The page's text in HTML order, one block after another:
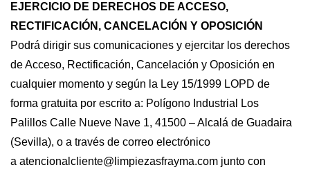
EJERCICIO DE DERECHOS DE ACCESO,
RECTIFICACIÓN, CANCELACIÓN Y OPOSICIÓN
Podrá dirigir sus comunicaciones y ejercitar los derechos
de Acceso, Rectificación, Cancelación y Oposición en
cualquier momento y según la Ley 15/1999 LOPD de
forma gratuita por escrito a: Polígono Industrial Los
Palillos Calle Nueve Nave 1, 41500 – Alcalá de Guadaira
(Sevilla), o a través de correo electrónico
a atencionalcliente@limpiezasfrayma.com junto con